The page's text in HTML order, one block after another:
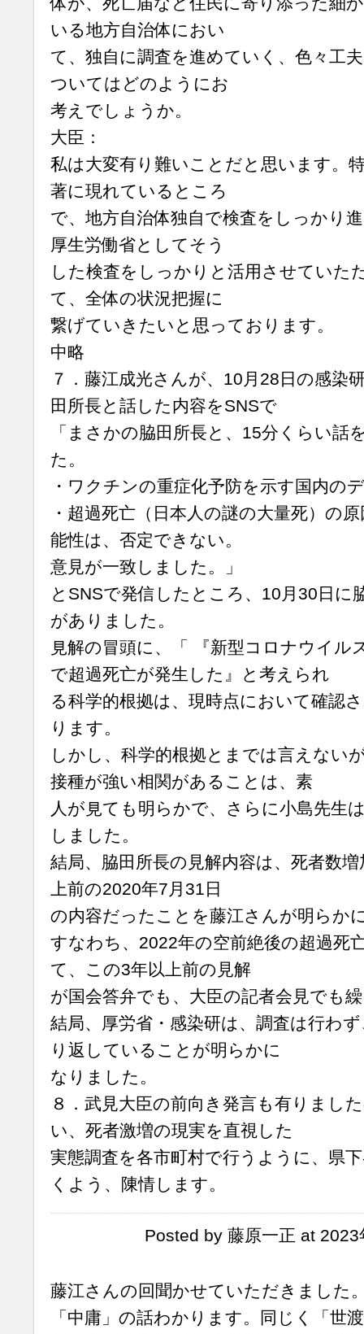
いる地方自治体におい
て、独自に調査を進めていく、色々工
ついてはどのようにお
考えでしょうか。
大臣：
私は大変有り難いことだと思います。
著に現れているところ
で、地方自治体独自で検査をしっかり
厚生労働省としてそう
した検査をしっかりと活用させていた
て、全体の状況把握に
繋げていきたいと思っております。
中略
７．藤江成光さんが、10月28日の感染
田所長と話した内容をSNSで
「まさかの脇田所長と、15分くらい話
た。
・ワクチンの重症化予防を示す国内の
・超過死亡（日本人の謎の大量死）の
能性は、否定できない。
意見が一致しました。」
とSNSで発信したところ、10月30日に
がありました。
見解の冒頭に、「 『新型コロナウイル
で超過死亡が発生した』と考えられ
る科学的根拠は、現時点において確認
ります。
しかし、科学的根拠とまでは言えない
接種が強い相関があることは、素
人が見ても明らかで、さらに小島先生
しました。
結局、脇田所長の見解内容は、死者数
上前の2020年7月31日
の内容だったことを藤江さんが明らか
すなわち、2022年の空前絶後の超過死
て、この3年以上前の見解
が国会答弁でも、大臣の記者会見でも
結局、厚労省・感染研は、調査は行わ
り返していることが明らかに
なりました。
８．武見大臣の前向き発言も有りまし
い、死者激増の現実を直視した
実態調査を各市町村で行うように、県
くよう、陳情します。
Posted by 藤原一正 at
藤江さんの回聞かせていただきました
「中庸」の話わかります。同じく「世